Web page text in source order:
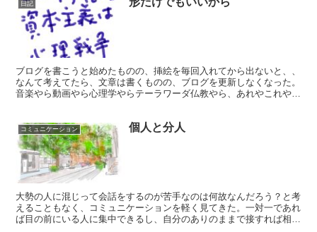
日記
ブログを書こうと始めたものの、挿絵を毎回入れてから出ないと、、
なんて考えてたら、文章は書くものの、ブログを更新しなくなった。
音楽やら動画やら心理学やらテーラワーダ仏教やら、あれやこれや。
コミュニケーション 個人と分人
大勢の人に混じって会話をするのが苦手なのは何故なんだろう？と考
えることもなく、コミュニケーションを軽く見てきた。一対一であれ
ば目の前にいる人に集中できるし、自分のありのままで接すれば相互